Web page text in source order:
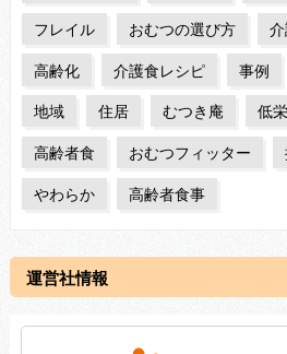
フレイル おむつの選び方
高齢化 介護食レシピ 事例
地域 住居 むつき庵 低
高齢者食 おむつフィッター
やわらか 高齢者食事
運営社情報